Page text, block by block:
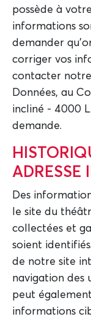
possède à
informations
demander
corriger vos
contacter
Données, au
incliné - 4000
demande.
ADRESSE
Des
le site du
collectées et
soient
de notre site
navigation des
peut
informations